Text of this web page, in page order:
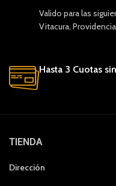
Valido para las
Vitacura,
Hasta 3 Cuotas
TIENDA
Dirección